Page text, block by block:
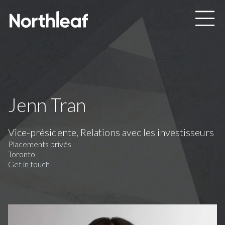
Jenn Tran
Vice-présidente, Relations avec les investisseurs
Placements privés
Toronto
Get in touch